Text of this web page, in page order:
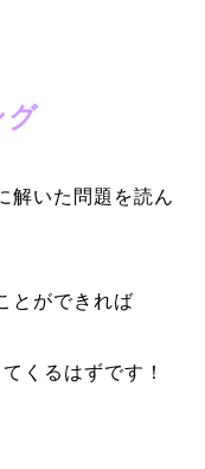
グ
解いた問題を読ん
とができれば
くるはずです！